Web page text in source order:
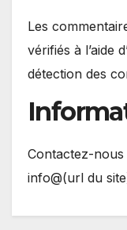
Les
vérifiés à l’aide
détection des
Contactez-nous
info@(url du